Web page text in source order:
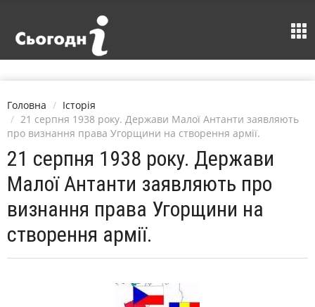
Головна
Історія
21 серпня 1938 року. Держави Малої Антанти заявляють
про визнання права Угорщини на створення армії.
21 серпня 1938 року. Держави
Малої Антанти заявляють про
визнання права Угорщини на
створення армії.